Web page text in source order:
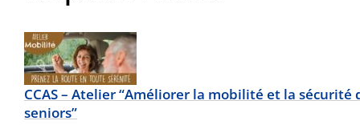
CCAS – Atelier “Améliorer la mobilité et la sécurité
seniors”